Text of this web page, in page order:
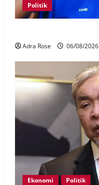
Politik
Adra Rose 06/08/2026
Ekonomi Politik